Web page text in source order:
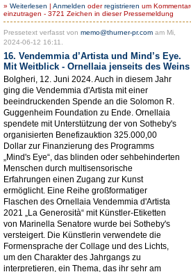
» Weiterlesen | Anmelden oderregistrieren um
einzutragen - 3721 Zeichen in dieser Pressemeldung
Pressetext verfasst von memo@thurner-pr.com am Mi,
2024-06-12 16:11.
16. Vendemmia d’Artista und Mind’s Eye.
Mit Weitblick - Ornellaia jenseits des Weins
Bolgheri, 12. Juni 2024. Auch in diesem Jahr
ging die Vendemmia d'Artista mit einer
beeindruckenden Spende an die Solomon R.
Guggenheim Foundation zu Ende. Ornellaia
spendete mit Unterstützung der von Sotheby's
organisierten Benefizauktion 325.000,00
Dollar zur Finanzierung des Programms
„Mind's Eye“, das blinden oder sehbehinderten
Menschen durch multisensorische
Erfahrungen einen Zugang zur Kunst
ermöglicht. Eine Reihe großformatiger
Flaschen des Ornellaia Vendemmia d'Artista
2021 „La Generosità“ mit Künstler-Etiketten
von Marinella Senatore wurde bei Sotheby's
versteigert. Die Künstlerin verwendete die
Formensprache der Collage und des Lichts,
um den Charakter des Jahrgangs zu
interpretieren, ein Thema, das ihr sehr am